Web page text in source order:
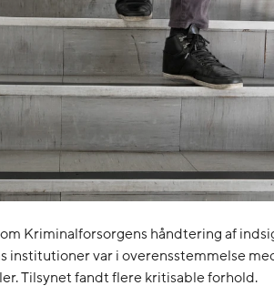
Kriminalforsorgens håndtering af
institutioner var i overensstemmelse
Tilsynet fandt flere kritisable forhold.